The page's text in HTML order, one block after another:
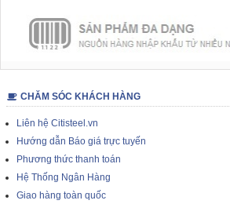
CHĂM SÓC KHÁCH HÀNG
Liên hệ Citisteel.vn
Hướng dẫn Báo giá trực tuyến
Phương thức thanh toán
Hệ Thống Ngân Hàng
Giao hàng toàn quốc